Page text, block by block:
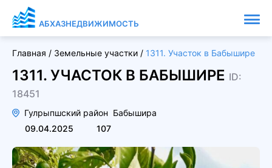
АБХАЗНЕДВИЖИМОСТЬ
Главная / Земельные участки / 1311. Участок в Бабышире
1311. УЧАСТОК В БАБЫШИРЕ ID:
18451
Гулрыпшский район Бабышира
09.04.2025
107